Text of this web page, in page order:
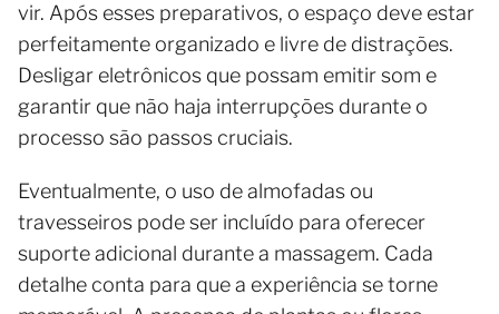
vir. Após esses preparativos, o espaço deve estar
perfeitamente organizado e livre de distrações.
Desligar eletrônicos que possam emitir som e
garantir que não haja interrupções durante o
processo são passos cruciais.
Eventualmente, o uso de almofadas ou
travesseiros pode ser incluído para oferecer
suporte adicional durante a massagem. Cada
detalhe conta para que a experiência se torne